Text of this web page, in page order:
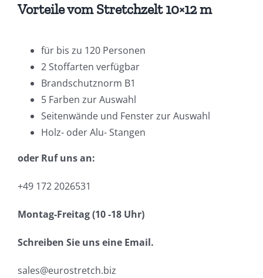
Vorteile vom Stretchzelt 10×12 m
für bis zu 120 Personen
2 Stoffarten verfügbar
Brandschutznorm B1
5 Farben zur Auswahl
Seitenwände und Fenster zur Auswahl
Holz- oder Alu- Stangen
oder Ruf uns an:
+49 172 2026531
Montag-Freitag (10 -18 Uhr)
Schreiben Sie uns eine Email.
sales@eurostretch.biz